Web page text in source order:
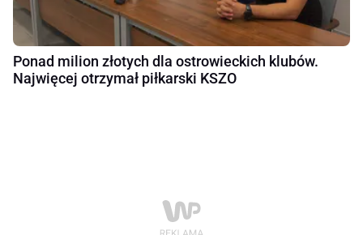
Ponad milion złotych dla ostrowieckich klubów.
Najwięcej otrzymał piłkarski KSZO